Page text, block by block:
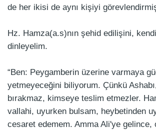
de her ikisi de aynı kişiyi
Hz. Hamza(a.s)nın şehid edilişini,
dinleyelim.
“Ben: Peygamberin üzerine varmaya
yetmeyeceğini biliyorum. Çünkü
bırakmaz, kimseye teslim etmezler.
vallahi, uyurken bulsam, heybetinden
cesaret edemem. Amma Ali'ye gelince,